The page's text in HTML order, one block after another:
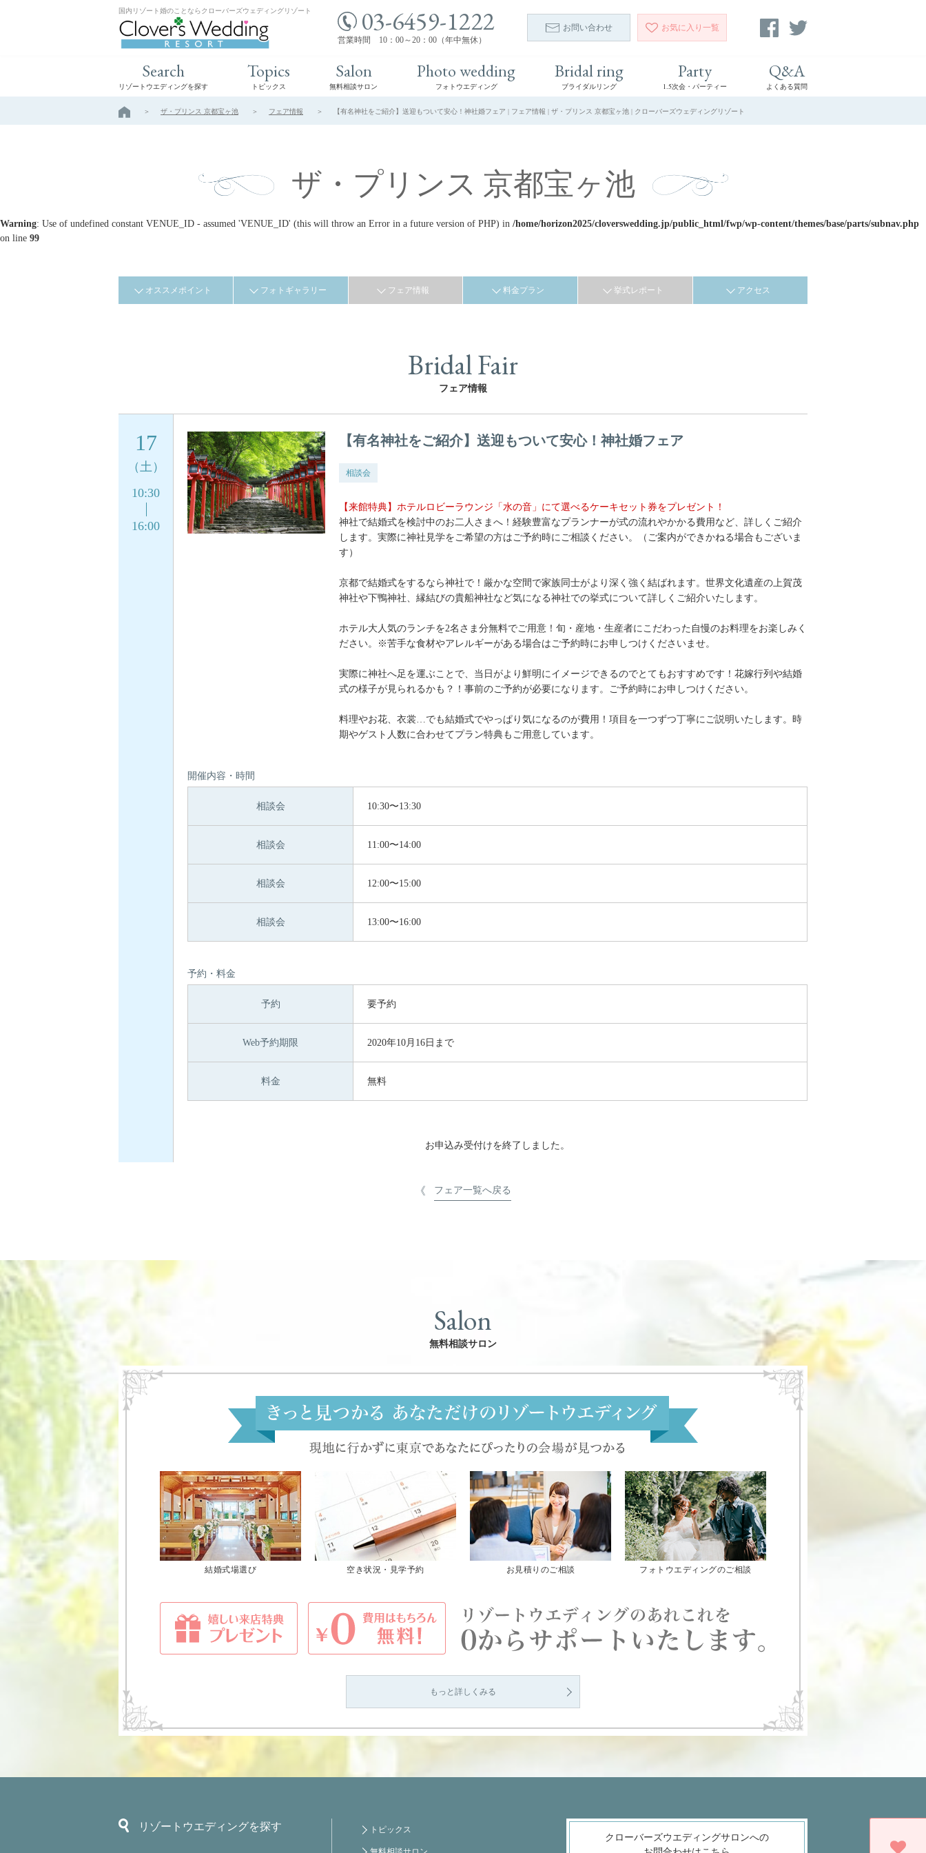
国内リゾート婚のことならクローバーズウェディングリゾート 03-6459-1222
営業時間 10：00～20：00（年中無休）
お問い合わせ お気に入り 一覧
Search
リゾートウエディングを探す
Topics
トピックス
Salon
無料相談サロン
Photo wedding
フォトウエディング
Bridal ring
ブライダルリング
Party
1.5次会・パーティー
Q&A
よくある質問
ザ・プリンス 京都宝ヶ池 フェア情報 【有名神社をご紹介】送迎もついて安心！神社婚フェア | フェア情報 | ザ・プリンス 京都宝ヶ池 | クローバーズウェディングリゾート
ザ・プリンス 京都宝ヶ池
Warning: Use of undefined constant VENUE_ID - assumed 'VENUE_ID' (this will throw an Error in a future version of PHP) in /home/horizon2025/cloverswedding.jp/public_html/fwp/wp-content/themes/base/parts/subnav.php
on line 99
オススメポイント フォトギャラリー フェア情報 料金プラン 挙式レポート アクセス
Bridal Fair
フェア情報
17
（土）
10:30
16:00
【有名神社をご紹介】送迎もついて安心！神社婚フェア
相談会
【来館特典】ホテルロビーラウンジ「水の音」にて選べるケーキセット券をプレゼント！
神社で結婚式を検討中のお二人さまへ！経験豊富なプランナーが式の流れやかかる費用など、詳しくご紹介
します。実際に神社見学をご希望の方はご予約時にご相談ください。（ご案内ができかねる場合もございま
す）
京都で結婚式をするなら神社で！厳かな空間で家族同士がより深く強く結ばれます。世界文化遺産の上賀茂
神社や下鴨神社、縁結びの貴船神社など気になる神社での挙式について詳しくご紹介いたします。
ホテル大人気のランチを2名さま分無料でご用意！旬・産地・生産者にこだわった自慢のお料理をお楽しみく
ださい。※苦手な食材やアレルギーがある場合はご予約時にお申しつけくださいませ。
実際に神社へ足を運ぶことで、当日がより鮮明にイメージできるのでとてもおすすめです！花嫁行列や結婚
式の様子が見られるかも？！事前のご予約が必要になります。ご予約時にお申しつけください。
料理やお花、衣裳…でも結婚式でやっぱり気になるのが費用！項目を一つずつ丁寧にご説明いたします。時
期やゲスト人数に合わせてプラン特典もご用意しています。
開催内容・時間
相談会 10:30〜13:30
相談会 11:00〜14:00
相談会 12:00〜15:00
相談会 13:00〜16:00
予約・料金
予約 要予約
Web予約期限 2020年10月16日まで
料金 無料
お申込み受付けを終了しました。
フェア一覧へ戻る
Salon
無料相談サロン
結婚式場選び 空き状況・見学予約 お見積りのご相談 フォトウエディングのご相談
もっと詳しくみる
リゾートウエディングを探す トピックス
クローバーズウエディングサロンへの